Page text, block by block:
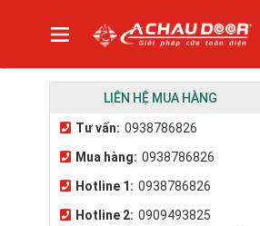
LIÊN HỆ MUA HÀNG
Tư vấn: 0938786826
Mua hàng: 0938786826
Hotline 1: 0938786826
Hotline 2: 0909493825